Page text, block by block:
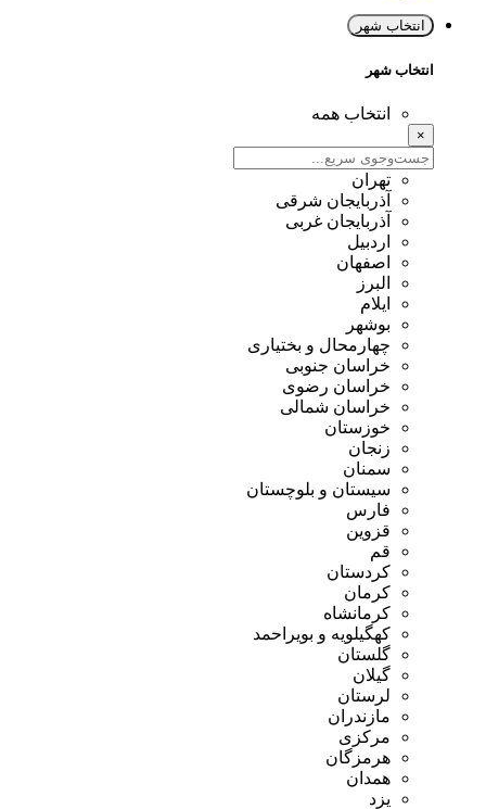
انتخاب شهر
انتخاب شهر
انتخاب همه
×
تهران
آذربایجان شرقی
آذربایجان غربی
اردبیل
اصفهان
البرز
ایلام
بوشهر
چهارمحال و بختیاری
خراسان جنوبی
خراسان رضوی
خراسان شمالی
خوزستان
زنجان
سمنان
سیستان و بلوچستان
فارس
قزوین
قم
کردستان
کرمان
کرمانشاه
کهگیلویه و بویراحمد
گلستان
گیلان
لرستان
مازندران
مرکزی
هرمزگان
همدان
یزد